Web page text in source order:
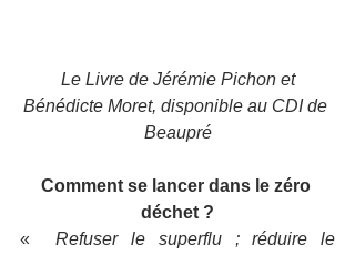
Le Livre de Jérémie Pichon et
Bénédicte Moret, disponible au CDI de
Beaupré
Comment se lancer dans le zéro
déchet ?
« Refuser le superflu ; réduire le